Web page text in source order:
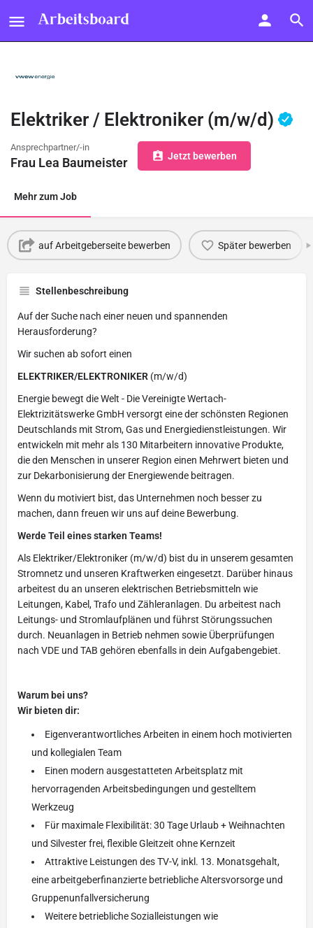
Elektriker / Elektroniker (m/w/d)
Ansprechpartner/-in
Frau Lea Baumeister Jetzt bewerben
Mehr zum Job
auf Arbeitgeberseite bewerben Später bewerben
Stellenbeschreibung
Auf der Suche nach einer neuen und spannenden
Herausforderung?
Wir suchen ab sofort einen
ELEKTRIKER/ELEKTRONIKER (m/w/d)
Energie bewegt die Welt - Die Vereinigte Wertach-
Elektrizitätswerke GmbH versorgt eine der schönsten Regionen
Deutschlands mit Strom, Gas und Energiedienstleistungen. Wir
entwickeln mit mehr als 130 Mitarbeitern innovative Produkte,
die den Menschen in unserer Region einen Mehrwert bieten und
zur Dekarbonisierung der Energiewende beitragen.
Wenn du motiviert bist, das Unternehmen noch besser zu
machen, dann freuen wir uns auf deine Bewerbung.
Werde Teil eines starken Teams!
Als Elektriker/Elektroniker (m/w/d) bist du in unserem gesamten
Stromnetz und unseren Kraftwerken eingesetzt. Darüber hinaus
arbeitest du an unseren elektrischen Betriebsmitteln wie
Leitungen, Kabel, Trafo und Zähleranlagen. Du arbeitest nach
Leitungs- und Stromlaufplänen und führst Störungssuchen
durch. Neuanlagen in Betrieb nehmen sowie Überprüfungen
nach VDE und TAB gehören ebenfalls in dein Aufgabengebiet.
Warum bei uns?
Wir bieten dir:
Eigenverantwortliches Arbeiten in einem hoch motivierten
und kollegialen Team
Einen modern ausgestatteten Arbeitsplatz mit
hervorragenden Arbeitsbedingungen und gestelltem
Werkzeug
Für maximale Flexibilität: 30 Tage Urlaub + Weihnachten
und Silvester frei, flexible Gleitzeit ohne Kernzeit
Attraktive Leistungen des TV-V, inkl. 13. Monatsgehalt,
eine arbeitgeberfinanzierte betriebliche Altersvorsorge und
Gruppenunfallversicherung
Weitere betriebliche Sozialleistungen wie